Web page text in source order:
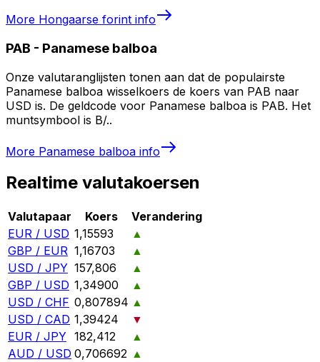
More Hongaarse forint info
PAB - Panamese balboa
Onze valutaranglijsten tonen aan dat de populairste
Panamese balboa wisselkoers de koers van PAB naar
USD is. De geldcode voor Panamese balboa is PAB. Het
muntsymbool is B/..
More Panamese balboa info
Realtime valutakoersen
Valutapaar Koers
Verandering
EUR / USD 1,15593
▲
GBP / EUR 1,16703
▲
USD / JPY 157,806
▲
GBP / USD 1,34900
▲
USD / CHF 0,807894 ▲
USD / CAD 1,39424
▼
EUR / JPY 182,412
▲
AUD / USD 0,706692 ▲